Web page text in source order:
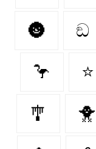
🌚 ඞ
🦩 ⭐
🎐 🐥